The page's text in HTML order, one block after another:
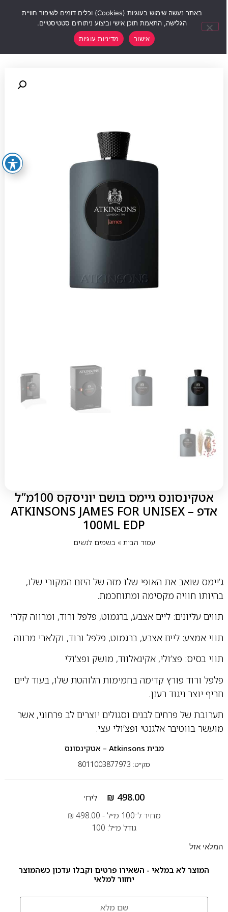
אטקינסונס גיימס בושם יוניסקס 100מ”ל
אדפ – ATKINSONS JAMES FOR UNISEX
100ML EDP
עמוד הבית» בשמים לנשים
ג’יימס שואב את האופי שלו מזה של היזם המקורי שלו,
בהיותו חוויה מקסימה ומתוחכמת.
תווים עליונים: ליים אצבע, ברגמוט, פלפל ורוד, ומרווה קלרי
תווי אמצע: ליים אצבע, ברגמוט, פלפל ורוד, וקלארי מרווה
תווי בסיס: פצ’ולי, אקיגאלווד, מושק ופצ’ולי
פלפל ורוד פורץ קדימה בחמימות הלוהטת שלו, בעוד ליים
חריף יוצר ניגוד רענן.
תערובת של פרחים לבנים וסגולים יוצרים לב פרחוני, אשר
מועשר בווטיבר אלגנטי ופצ’ולי עצי.
מבית Atkinsons – אטקינסונס
מק״ט: 8011003877973
₪ 498.00
ליח׳
מחיר ל־100 מ״ל -
₪ 498.00
גודל מ״ל: 100
המלאי אזל
המוצר לא במלאי - השאירו פרטים וקבלו עדכון כשהמוצר
יחזור למלאי
באתר נעשה שימוש בעוגיות (Cookies) וכלים דומים לשיפור חוויית
הגלישה, התאמת תוכן אישי וביצוע ניתוחים סטטיסטיים.
אישור
מדיניות עוגיות